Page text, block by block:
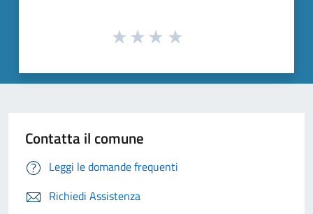
Contatta il comune
Leggi le domande frequenti
Richiedi Assistenza